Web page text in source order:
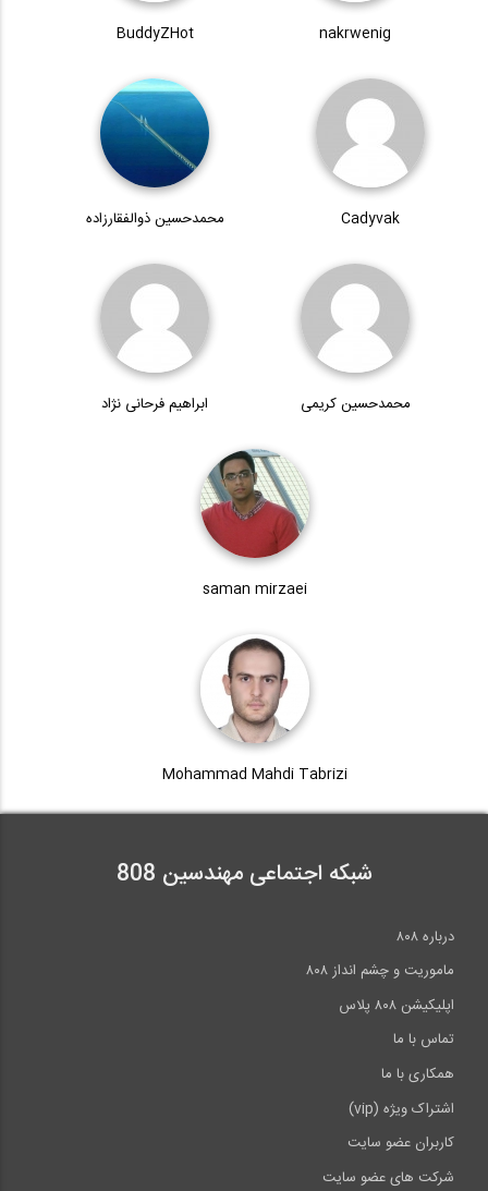
nakrwenig
BuddyZHot
Cadyvak محمدحسین ذوالفقارزاده
محمدحسین کریمی ابراهیم فرحانی نژاد
saman mirzaei
Mohammad Mahdi Tabrizi
شبکه اجتماعی مهندسین 808
درباره ۸۰۸
ماموریت و چشم انداز ۸۰۸
اپلیکیشن ۸۰۸ پلاس
تماس با ما
همکاری با ما
اشتراک ویژه (vip)
کاربران عضو سایت
شرکت های عضو سایت